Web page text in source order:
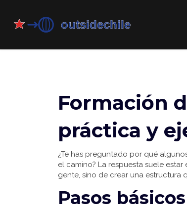
Formación
práctica y
¿Te has preguntado por qué
el camino? La respuesta suele
gente, sino de crear una estructura
Pasos